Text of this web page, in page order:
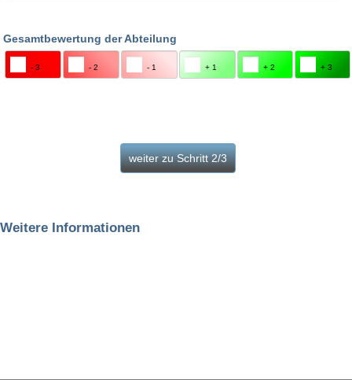
Gesamtbewertung der Abteilung
- 3 - 2 - 1 + 1 + 2 + 3
Weitere Informationen